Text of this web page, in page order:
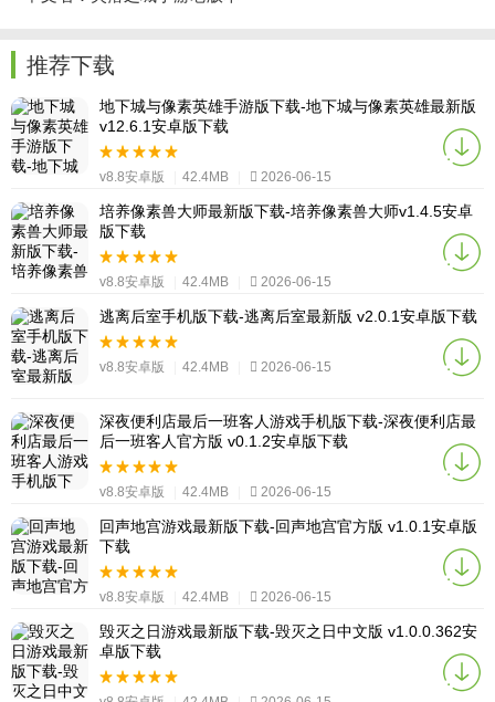
推荐下载
地下城与像素英雄手游版下载-地下城与像素英雄最新版
v12.6.1安卓版下载
v8.8安卓版 42.4MB 2026-06-15
培养像素兽大师最新版下载-培养像素兽大师v1.4.5安卓
版下载
v8.8安卓版 42.4MB 2026-06-15
逃离后室手机版下载-逃离后室最新版 v2.0.1安卓版下载
v8.8安卓版 42.4MB 2026-06-15
深夜便利店最后一班客人游戏手机版下载-深夜便利店最
后一班客人官方版 v0.1.2安卓版下载
v8.8安卓版 42.4MB 2026-06-15
回声地宫游戏最新版下载-回声地宫官方版 v1.0.1安卓版
下载
v8.8安卓版 42.4MB 2026-06-15
毁灭之日游戏最新版下载-毁灭之日中文版 v1.0.0.362安
卓版下载